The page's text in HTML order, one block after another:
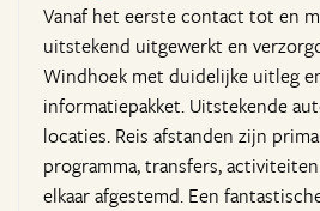
Vanaf het eerste contact tot en
uitstekend uitgewerkt en
Windhoek met duidelijke uitleg
informatiepakket. Uitstekende
locaties. Reis afstanden zijn
programma, transfers,
elkaar afgestemd. Een